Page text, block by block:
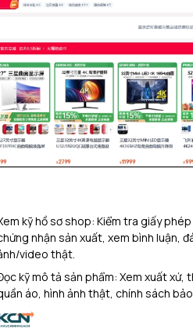
kỹ hồ sơ shop: Kiểm tra giấy
nhận sản xuất, xem bình luận,
video thật.​
kỹ mô tả sản phẩm: Xem xuất
áo, hình ảnh thật, chính sách